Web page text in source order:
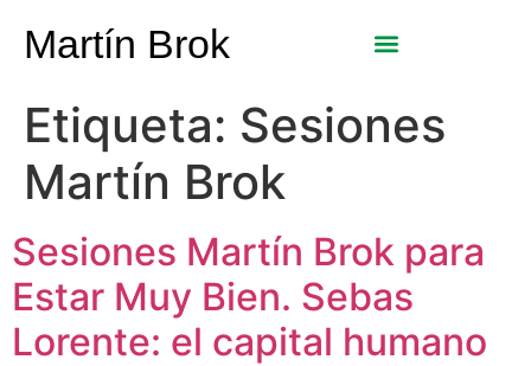
Martín Brok
Etiqueta: Sesiones
Martín Brok
Sesiones Martín Brok para
Estar Muy Bien. Sebas
Lorente: el capital humano